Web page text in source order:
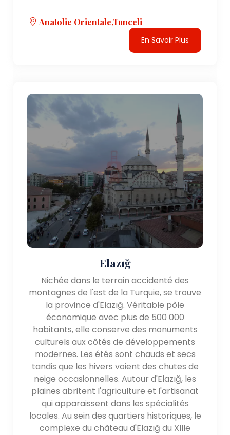
Anatolie Orientale,Tunceli
En Savoir Plus
Elazığ
Nichée dans le terrain accidenté des
montagnes de l'est de la Turquie, se trouve
la province d'Elazığ. Véritable pôle
économique avec plus de 500 000
habitants, elle conserve des monuments
culturels aux côtés de développements
modernes. Les étés sont chauds et secs
tandis que les hivers voient des chutes de
neige occasionnelles. Autour d'Elazığ, les
plaines abritent l'agriculture et l'artisanat
qui apparaissent dans les spécialités
locales. Au sein des quartiers historiques, le
complexe du château d'Elazığ du XIIIe